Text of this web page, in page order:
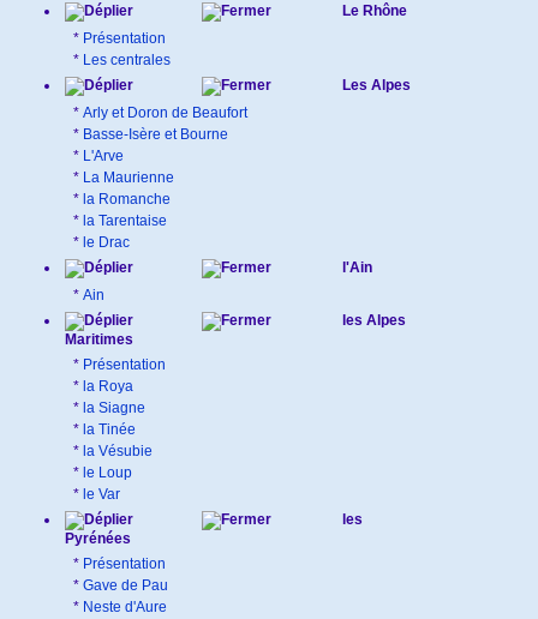
Le Rhône
* Présentation
* Les centrales
Les Alpes
* Arly et Doron de Beaufort
* Basse-Isère et Bourne
* L'Arve
* La Maurienne
* la Romanche
* la Tarentaise
* le Drac
l'Ain
* Ain
les Alpes
Maritimes
* Présentation
* la Roya
* la Siagne
* la Tinée
* la Vésubie
* le Loup
* le Var
les
Pyrénées
* Présentation
* Gave de Pau
* Neste d'Aure